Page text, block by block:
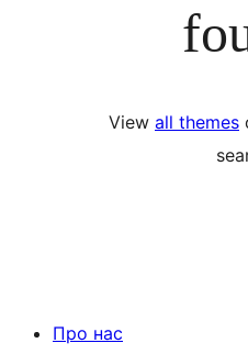
View all themes
Про нас